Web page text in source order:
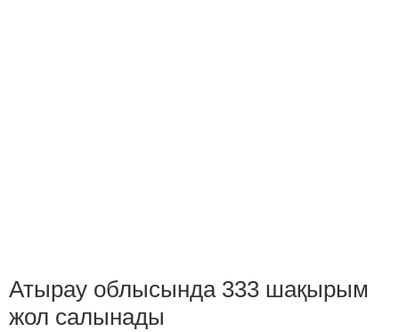
Атырау облысында 333 шақырым
жол салынады